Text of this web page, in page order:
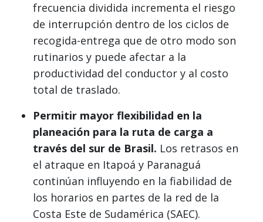
frecuencia dividida incrementa el riesgo
de interrupción dentro de los ciclos de
recogida-entrega que de otro modo son
rutinarios y puede afectar a la
productividad del conductor y al costo
total de traslado.
Permitir mayor flexibilidad en la
planeación para la ruta de carga a
través del sur de Brasil. Los retrasos en
el atraque en Itapoá y Paranaguá
continúan influyendo en la fiabilidad de
los horarios en partes de la red de la
Costa Este de Sudamérica (SAEC).